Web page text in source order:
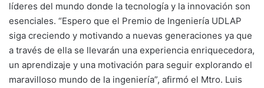
líderes del mundo donde la tecnología y la innovación son
esenciales. “Espero que el Premio de Ingeniería UDLAP
siga creciendo y motivando a nuevas generaciones ya que
a través de ella se llevarán una experiencia enriquecedora,
un aprendizaje y una motivación para seguir explorando el
maravilloso mundo de la ingeniería”, afirmó el Mtro. Luis